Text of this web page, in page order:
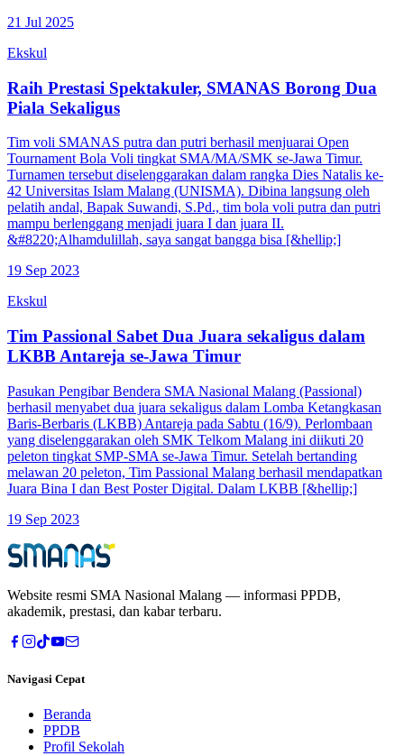
21 Jul 2025
Ekskul
Raih Prestasi Spektakuler, SMANAS Borong Dua
Piala Sekaligus
Tim voli SMANAS putra dan putri berhasil menjuarai Open
Tournament Bola Voli tingkat SMA/MA/SMK se-Jawa Timur.
Turnamen tersebut diselenggarakan dalam rangka Dies Natalis ke-
42 Universitas Islam Malang (UNISMA). Dibina langsung oleh
pelatih andal, Bapak Suwandi, S.Pd., tim bola voli putra dan putri
mampu berlenggang menjadi juara I dan juara II.
&#8220;Alhamdulillah, saya sangat bangga bisa [&hellip;]
19 Sep 2023
Ekskul
Tim Passional Sabet Dua Juara sekaligus dalam
LKBB Antareja se-Jawa Timur
Pasukan Pengibar Bendera SMA Nasional Malang (Passional)
berhasil menyabet dua juara sekaligus dalam Lomba Ketangkasan
Baris-Berbaris (LKBB) Antareja pada Sabtu (16/9). Perlombaan
yang diselenggarakan oleh SMK Telkom Malang ini diikuti 20
peleton tingkat SMP-SMA se-Jawa Timur. Setelah bertanding
melawan 20 peleton, Tim Passional Malang berhasil mendapatkan
Juara Bina I dan Best Poster Digital. Dalam LKBB [&hellip;]
19 Sep 2023
Website resmi SMA Nasional Malang — informasi PPDB,
akademik, prestasi, dan kabar terbaru.
Navigasi Cepat
Beranda
PPDB
Profil Sekolah